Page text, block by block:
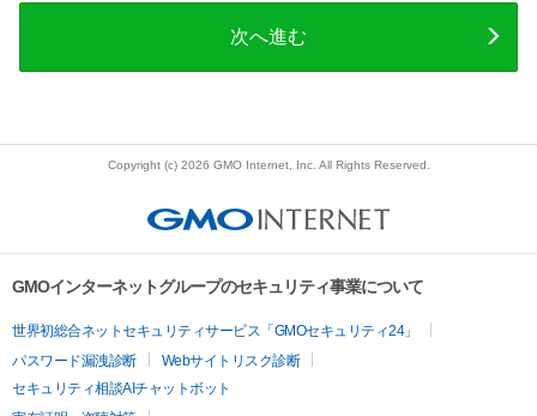
次へ進む
Copyright (c) 2026 GMO Internet, Inc. All Rights Reserved.
GMOインターネットグループのセキュリティ事業について
世界初総合ネットセキュリティサービス「GMOセキュリティ24」
パスワード漏洩診断
Webサイトリスク診断
セキュリティ相談AIチャットボット